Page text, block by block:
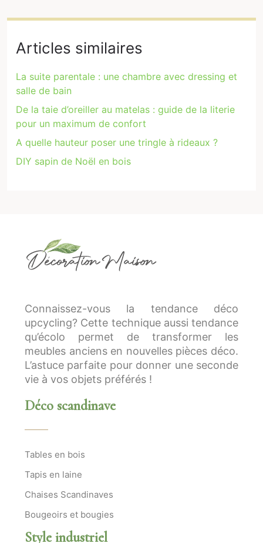
Articles similaires
La suite parentale : une chambre avec dressing et
salle de bain
De la taie d’oreiller au matelas : guide de la literie
pour un maximum de confort
A quelle hauteur poser une tringle à rideaux ?
DIY sapin de Noël en bois
Connaissez-vous la tendance déco
upcycling? Cette technique aussi tendance
qu’écolo permet de transformer les
meubles anciens en nouvelles pièces déco.
L’astuce parfaite pour donner une seconde
vie à vos objets préférés !
Déco scandinave
Tables en bois
Tapis en laine
Chaises Scandinaves
Bougeoirs et bougies
Style industriel